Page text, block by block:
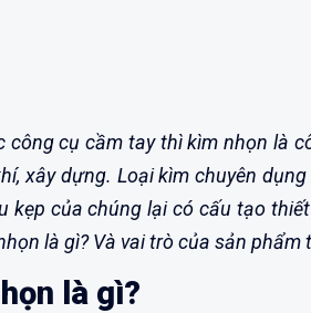
công cụ cầm tay thì kìm nhọn là
xây dựng. Loại kìm chuyên
kẹp của chúng lại có cấu tạo
là gì? Và vai trò của sản
là gì?